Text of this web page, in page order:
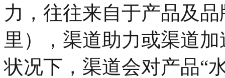
力，往往来自于产品及
里），渠道助力或渠道
状况下，渠道会对产品“